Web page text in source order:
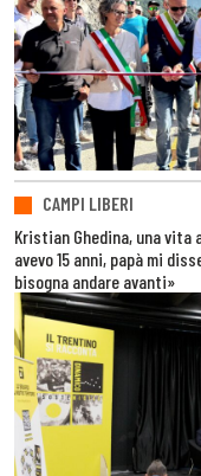
CAMPI LIBERI
Kristian Ghedina, una vita
avevo 15 anni, papà mi
bisogna andare avanti»